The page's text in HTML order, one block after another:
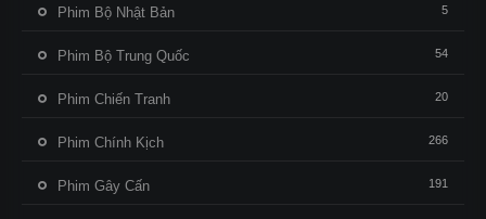
Phim Bộ Nhật Bản 5
Phim Bộ Trung Quốc 54
Phim Chiến Tranh 20
Phim Chính Kịch 266
Phim Gây Cấn 191